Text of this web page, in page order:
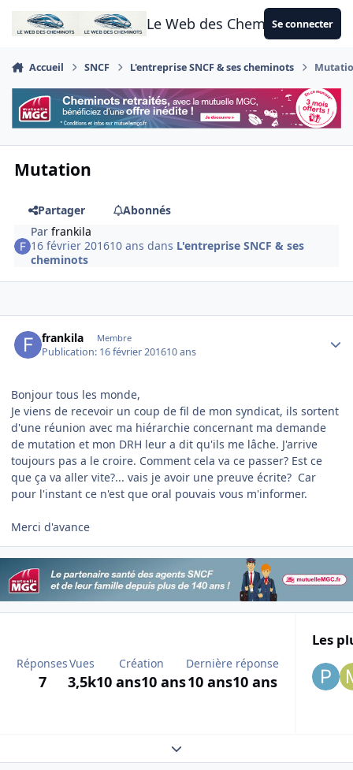
Aller au contenu
Le Web des CheminotsSe connecter
Accueil SNCF L'entreprise SNCF & ses cheminots
Mutation
Partager
Abonnés
Parfrankila
16 février 201610 ans dans L'entreprise SNCF & ses
cheminots
frankila Membre
Publication: 16 février 201610 ans
Bonjour tous les monde,
Je viens de recevoir un coup de fil de mon syndicat, ils sortent
d'une réunion avec ma hiérarchie concernant ma demande
de mutation et mon DRH leur a dit qu'ils me lâche. J'arrive
toujours pas a le croire. Comment cela va ce passer? Est ce
que ça va aller vite?... vais je avoir une preuve écrite? Car
pour l'instant ce n'est que oral pouvais vous m'informer.
Merci d'avance
Réponses
7
Vues
3,5k
Création
10 ans10 ans
Dernière réponse
10 ans10 ans
Les
Expand topic overview